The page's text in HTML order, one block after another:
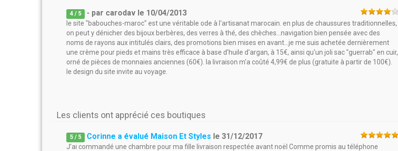
4 / 5 - par carodav le 10/04/2013
le site "babouches-maroc" est une véritable ode à l'artisanat marocain. en plus de chaussures traditionnelles,
on peut y dénicher des bijoux berbères, des verres à thé, des chèches...navigation bien pensée avec des
noms de rayons aux intitulés clairs, des promotions bien mises en avant...je me suis achetée dernièrement
une crème pour pieds et mains très efficace à base d'huile d'argan, à 15€, ainsi qu'un joli sac "guerrab" en cuir,
orné de pièces de monnaies anciennes (60€). la livraison m'a coûté 4,99€ de plus (gratuite à partir de 100€).
le design du site invite au voyage.
Les clients ont apprécié ces boutiques
5 / 5 Corinne a évalué Maison Et Styles le31/12/2017
J’ai commandé une chambre pour ma fille livraison respectée avant noël Comme promis au téléphone